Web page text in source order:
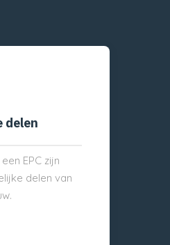
delen
EPC zijn
delen van